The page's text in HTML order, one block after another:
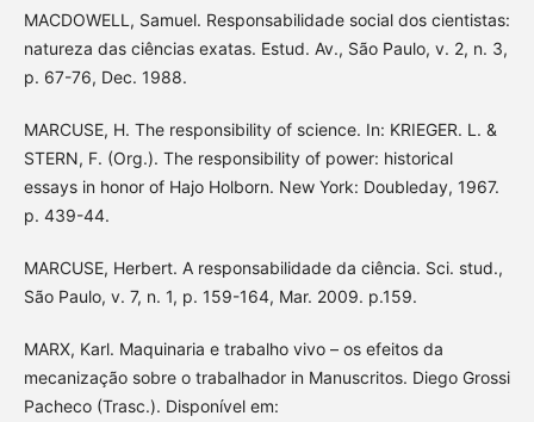
MACDOWELL, Samuel. Responsabilidade social dos cientistas:
natureza das ciências exatas. Estud. Av., São Paulo, v. 2, n. 3,
p. 67-76, Dec. 1988.
MARCUSE, H. The responsibility of science. In: KRIEGER. L. &
STERN, F. (Org.). The responsibility of power: historical
essays in honor of Hajo Holborn. New York: Doubleday, 1967.
p. 439-44.
MARCUSE, Herbert. A responsabilidade da ciência. Sci. stud.,
São Paulo, v. 7, n. 1, p. 159-164, Mar. 2009. p.159.
MARX, Karl. Maquinaria e trabalho vivo – os efeitos da
mecanização sobre o trabalhador in Manuscritos. Diego Grossi
Pacheco (Trasc.). Disponível em: